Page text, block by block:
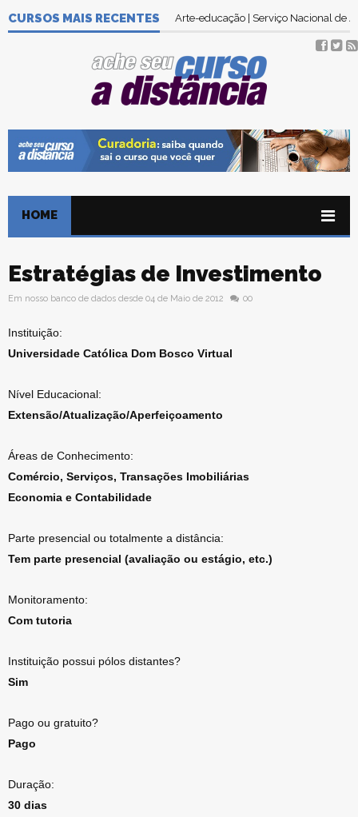
CURSOS MAIS RECENTES Arte-educação | Serviço Nacional de
HOME
Estratégias de Investimento
Em nosso banco de dados desde 04 de Maio de 2012 00
Instituição:
Universidade Católica Dom Bosco Virtual
Nível Educacional:
Extensão/Atualização/Aperfeiçoamento
Áreas de Conhecimento:
Comércio, Serviços, Transações Imobiliárias
Economia e Contabilidade
Parte presencial ou totalmente a distância:
Tem parte presencial (avaliação ou estágio, etc.)
Monitoramento:
Com tutoria
Instituição possui pólos distantes?
Sim
Pago ou gratuito?
Pago
Duração:
30 dias